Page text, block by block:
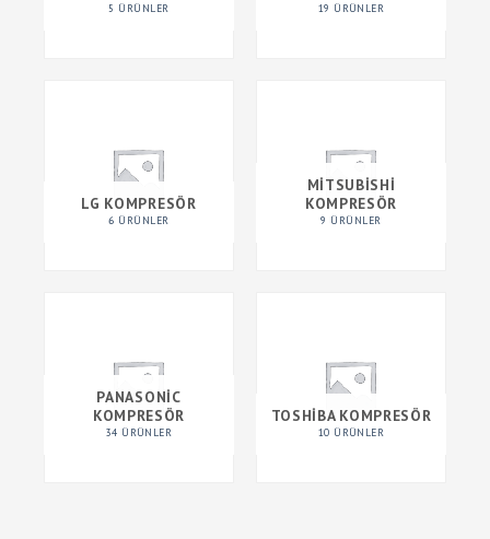
5 ÜRÜNLER 19 ÜRÜNLER
LG KOMPRESÖR
6 ÜRÜNLER
MITSUBISHI
KOMPRESÖR
9 ÜRÜNLER
PANASONIC
KOMPRESÖR
34 ÜRÜNLER
TOSHIBA KOMPRESÖR
10 ÜRÜNLER